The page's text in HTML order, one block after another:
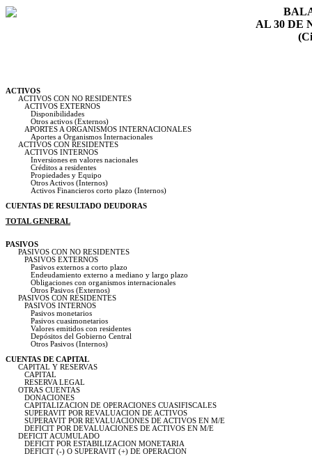
AL 30 DE
ACTIVOS
ACTIVOS CON NO RESIDENTES
ACTIVOS EXTERNOS
Disponibilidades
Otros activos (Externos)
APORTES A ORGANISMOS INTERNACIONALES
Aportes a Organismos Internacionales
ACTIVOS CON RESIDENTES
ACTIVOS INTERNOS
Inversiones en valores nacionales
Créditos a residentes
Propiedades y Equipo
Otros Activos (Internos)
Activos Financieros corto plazo (Internos)
CUENTAS DE RESULTADO DEUDORAS
TOTAL GENERAL
PASIVOS
PASIVOS CON NO RESIDENTES
PASIVOS EXTERNOS
Pasivos externos a corto plazo
Endeudamiento externo a mediano y largo plazo
Obligaciones con organismos internacionales
Otros Pasivos (Externos)
PASIVOS CON RESIDENTES
PASIVOS INTERNOS
Pasivos monetarios
Pasivos cuasimonetarios
Valores emitidos con residentes
Depósitos del Gobierno Central
Otros Pasivos (Internos)
CUENTAS DE CAPITAL
CAPITAL Y RESERVAS
CAPITAL
RESERVA LEGAL
OTRAS CUENTAS
DONACIONES
CAPITALIZACION DE OPERACIONES CUASIFISCALES
SUPERAVIT POR REVALUACION DE ACTIVOS
SUPERAVIT POR REVALUACIONES DE ACTIVOS EN M/E
DEFICIT POR DEVALUACIONES DE ACTIVOS EN M/E
DEFICIT ACUMULADO
DEFICIT POR ESTABILIZACION MONETARIA
DEFICIT (-) O SUPERAVIT (+) DE OPERACION